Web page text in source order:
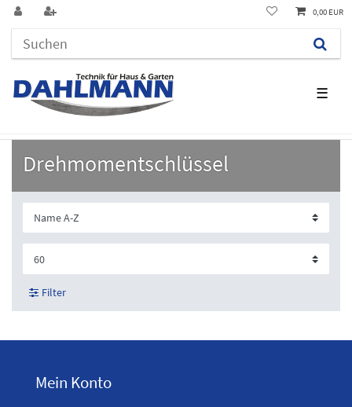
☰
0,00 EUR
Drehmomentschlüssel
Filter
Mein Konto